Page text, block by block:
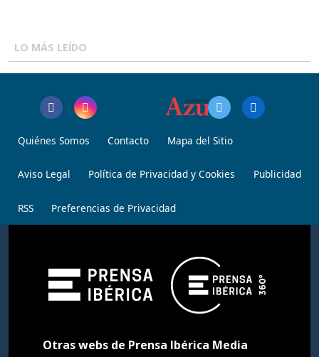
LO MÁS LEÍDO
Quiénes Somos Contacto Mapa del Sitio
Aviso Legal Política de Privacidad y Cookies Publicidad
RSS Preferencias de Privacidad
Otras webs de Prensa Ibérica Media